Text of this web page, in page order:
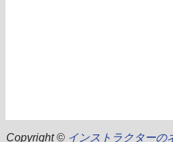
Copyright © インストラクターの